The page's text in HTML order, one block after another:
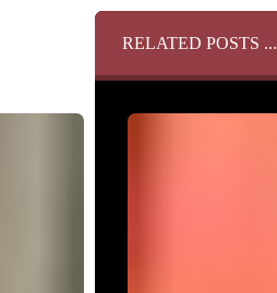
RELATED POSTS ...